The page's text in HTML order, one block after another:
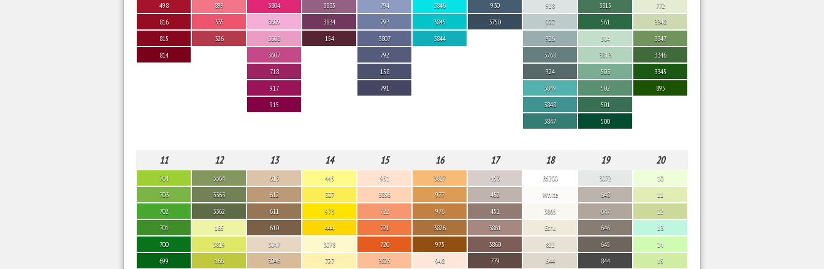
498
816
815
814
899
335
326
3804
3609
3608
3607
718
917
915
3835
3834
154
794
793
3807
792
158
791
3846
3845
3844
930
3750
928
927
926
3768
924
3849
3848
3847
3815
561
504
3813
503
502
501
500
772
3348
3347
3346
3345
895
11 12 13 14 15 16 17 18 19 20
704
703
702
701
700
699
3364
3363
3362
165
3819
166
613
612
611
610
3047
3046
445
307
973
444
3078
727
951
3856
722
721
720
3825
3827
977
976
3826
975
948
453
452
451
3861
3860
779
B5200
White
3865
Ecru
822
644
3072
648
647
646
645
844
10
11
12
13
14
15